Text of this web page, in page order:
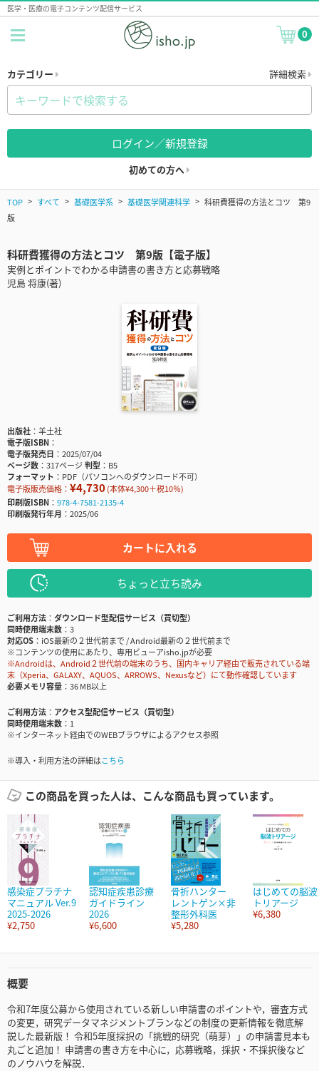
医学・医療の電子コンテンツ配信サービス
0
カテゴリー 詳細検索
ログイン／新規登録
初めての方へ
TOP すべて 基礎医学系 基礎医学関連科学
科研費獲得の方法とコツ 第9
版
科研費獲得の方法とコツ 第9版【電子版】
実例とポイントでわかる申請書の書き方と応募戦略
児島 将康(著)
出版社
羊土社
電子版ISBN
電子版発売日
2025/07/04
ページ数
317ページ判型
B5
フォーマット
PDF（パソコンへのダウンロード不可）
電子版販売価格： ¥4,730(本体¥4,300＋税10％)
印刷版ISBN
978-4-7581-2135-4
印刷版発行年月
2025/06
カートに入れる
ちょっと立ち読み
ご利用方法
ダウンロード型配信サービス（買切型）
同時使用端末数
3
対応OS
iOS最新の２世代前まで / Android最新の２世代前まで
※コンテンツの使用にあたり、専用ビューアisho.jpが必要
※Androidは、Android２世代前の端末のうち、国内キャリア経由で販売されている端
末（Xperia、GALAXY、AQUOS、ARROWS、Nexusなど）にて動作確認しています
必要メモリ容量
36 MB以上
ご利用方法
アクセス型配信サービス（買切型）
同時使用端末数
1
※インターネット経由でのWEBブラウザによるアクセス参照
※導入・利用方法の詳細はこちら
この商品を買った人は、こんな商品も買っています。
感染症プラチナ
マニュアル Ver.9
2025-2026
¥2,750
認知症疾患診療
ガイドライン
2026
¥6,600
骨折ハンター
レントゲン×非
整形外科医
¥5,280
はじめての脳波
トリアージ
¥6,380
概要
令和7年度公募から使用されている新しい申請書のポイントや，審査方式
の変更，研究データマネジメントプランなどの制度の更新情報を徹底解
説した最新版！ 令和5年度採択の「挑戦的研究（萌芽）」の申請書見本も
丸ごと追加！ 申請書の書き方を中心に，応募戦略，採択・不採択後など
のノウハウを解説．